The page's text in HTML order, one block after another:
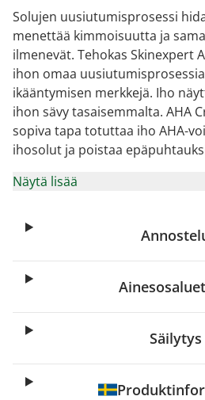
Solujen uusiutumisprosessi
menettää kimmoisuutta ja
ilmenevät. Tehokas Skinexpert
ihon omaa
ikääntymisen merkkejä. Iho
ihon sävy tasaisemmalta. AHA
sopiva tapa totuttaa iho AHA-
ihosolut ja poistaa
Näytä lisää
Säilytys